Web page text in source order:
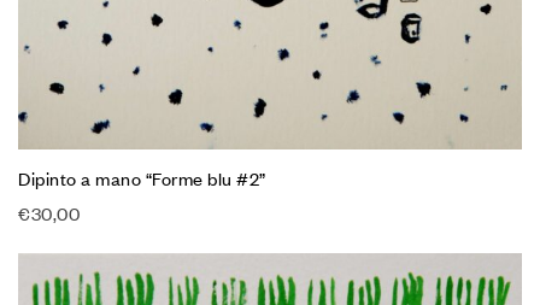
Dipinto a mano “Forme blu #2”
€30,00